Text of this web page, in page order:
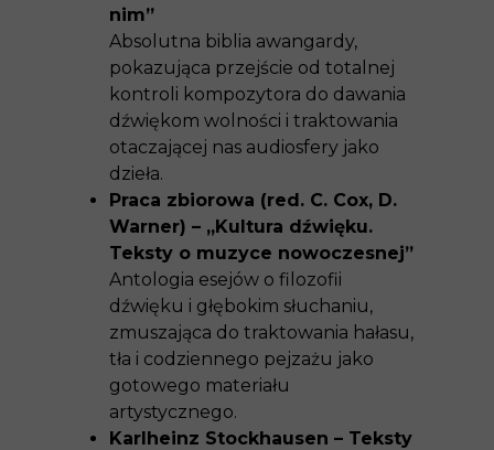
nim”
Absolutna biblia awangardy,
pokazująca przejście od totalnej
kontroli kompozytora do dawania
dźwiękom wolności i traktowania
otaczającej nas audiosfery jako
dzieła.
Praca zbiorowa (red. C. Cox, D.
Warner) – „Kultura dźwięku.
Teksty o muzyce nowoczesnej”
Antologia esejów o filozofii
dźwięku i głębokim słuchaniu,
zmuszająca do traktowania hałasu,
tła i codziennego pejzażu jako
gotowego materiału
artystycznego.
Karlheinz Stockhausen – Teksty